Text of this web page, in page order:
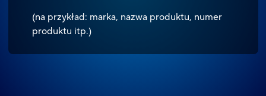
(na przykład: marka, nazwa produktu, numer
produktu itp.)